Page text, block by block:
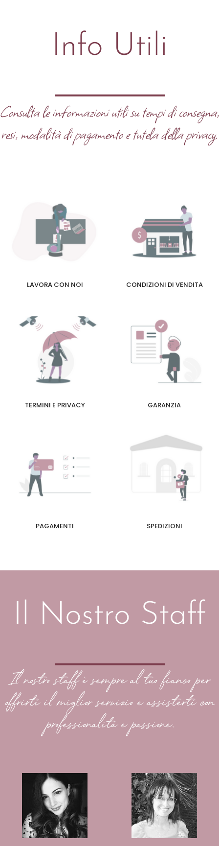
Info Utili
Consulta le informazioni utili su tempi di consegna,
resi, modalità di pagamento e tutela della privacy.
LAVORA CON NOI CONDIZIONI DI VENDITA
TERMINI E PRIVACY GARANZIA
PAGAMENTI SPEDIZIONI
Il Nostro Staff
Il nostro staff è sempre al tuo fianco per
offrirti il miglior servizio e assisterti con
professionalità e passione.